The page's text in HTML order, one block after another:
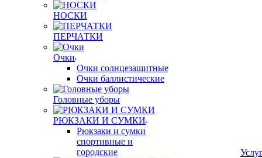
НОСКИ
ПЕРЧАТКИ
Очки
Очки солнцезащитные
Очки баллистические
Головные уборы
РЮКЗАКИ И СУМКИ
Рюкзаки и сумки
спортивные и
городские